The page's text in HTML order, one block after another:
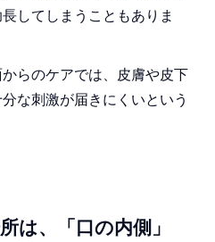
してしまうこともありま
らのケアでは、皮膚や皮下
な刺激が届きにくいという
は、「口の内側」